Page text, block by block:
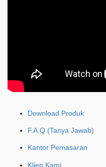
Download Produk
F.A.Q (Tanya Jawab)
Kantor Pemasaran
Klien Kami